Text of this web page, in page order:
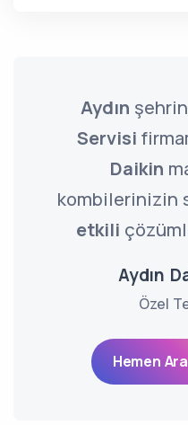
Aydın
Servisi
Daikin
kombilerinizin
etkili
Aydın
Özel
Hemen